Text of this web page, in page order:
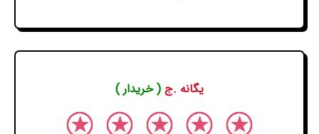
یگانه .ج ( خریدار )